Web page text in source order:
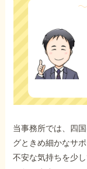
当事務所では、四
グときめ細かなサ
不安な気持ちを少